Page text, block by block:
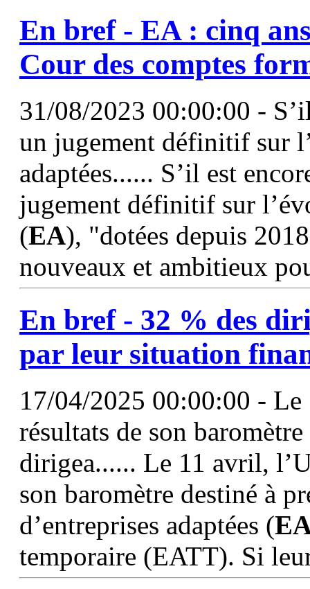
En bref - EA: cinq
Cour des comptes
31/08/2023 00:00:00 -
un jugement définitif sur
adaptées...... S’il est
jugement définitif sur
(EA), "dotées depuis
nouveaux et ambitieux
En bref - 32 % des
par leur situation
17/04/2025 00:00:00 -
résultats de son
dirigea...... Le 11 avril,
son baromètre destiné à
d’entreprises adaptées (
temporaire (EATT). Si